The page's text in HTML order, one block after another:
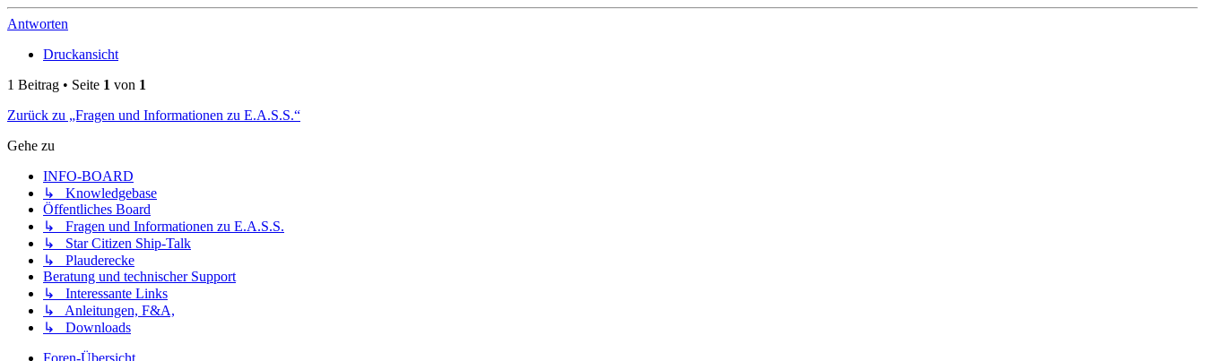
Antworten
Druckansicht
1 Beitrag • Seite 1 von 1
Zurück zu „Fragen und Informationen zu E.A.S.S.“
Gehe zu
INFO-BOARD
↳ Knowledgebase
Öffentliches Board
↳ Fragen und Informationen zu E.A.S.S.
↳ Star Citizen Ship-Talk
↳ Plauderecke
Beratung und technischer Support
↳ Interessante Links
↳ Anleitungen, F&A,
↳ Downloads
Foren-Übersicht